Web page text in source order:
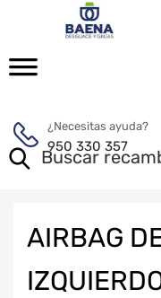
¿Necesitas ayuda?
950 330 357
AIRBAG